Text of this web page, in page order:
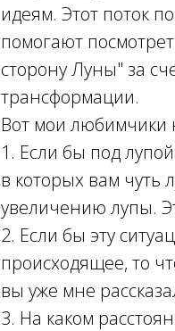
идеям. Этот поток
помогают
сторону Луны" за
трансформации.
Вот мои любимчики
1. Если бы под
в которых вам чуть
увеличению лупы.
2. Если бы эту
происходящее, то
вы уже мне
3. На каком